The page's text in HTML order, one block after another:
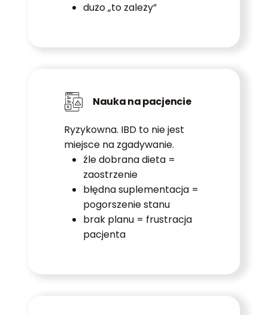
dużo „to zależy”
Nauka na pacjencie
Ryzykowna. IBD to nie jest
miejsce na zgadywanie.
źle dobrana dieta =
zaostrzenie
błędna suplementacja =
pogorszenie stanu
brak planu = frustracja
pacjenta